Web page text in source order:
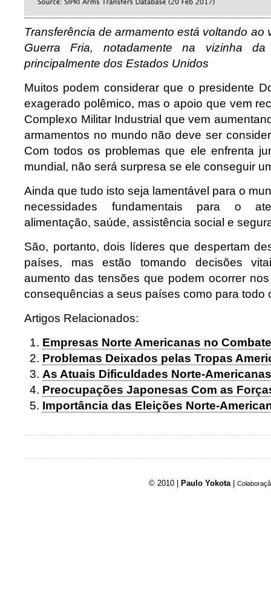
Transferência de armamento está voltando ao
Guerra Fria, notadamente na vizinha da
principalmente dos Estados Unidos
Muitos podem considerar que o presidente
exagerado polêmico, mas o apoio que vem
Complexo Militar Industrial que vem
armamentos no mundo não deve ser
Com todos os problemas que ele enfrenta
mundial, não será surpresa se ele conseguir
Ainda que tudo isto seja lamentável para o
necessidades fundamentais para o
alimentação, saúde, assistência social e
São, portanto, dois líderes que despertam
países, mas estão tomando decisões
aumento das tensões que podem ocorrer
consequências a seus países como para todo
Artigos Relacionados:
Empresas Norte Americanas no
Problemas Deixados pelas Tropas
As Atuais Dificuldades Norte-Americanas
Preocupações Japonesas Com as
Importância das Eleições Norte-
© 2010 | Paulo Yokota |